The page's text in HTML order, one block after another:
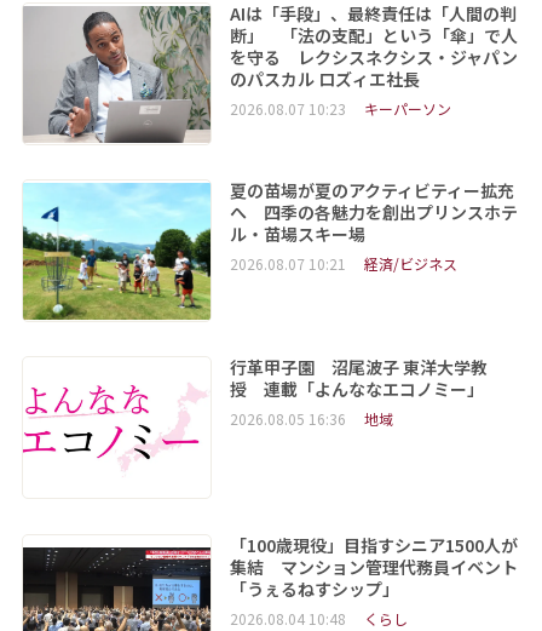
AIは「手段」、最終責任は「人間の判
断」 「法の支配」という「傘」で人
を守る レクシスネクシス・ジャパン
のパスカル ロズィエ社長
2026.08.07 10:23 キーパーソン
夏の苗場が夏のアクティビティー拡充
へ 四季の各魅力を創出プリンスホテ
ル・苗場スキー場
2026.08.07 10:21 経済/ビジネス
行革甲子園 沼尾波子 東洋大学教
授 連載「よんななエコノミー」
2026.08.05 16:36 地域
「100歳現役」目指すシニア1500人が
集結 マンション管理代務員イベント
「うぇるねすシップ」
2026.08.04 10:48 くらし